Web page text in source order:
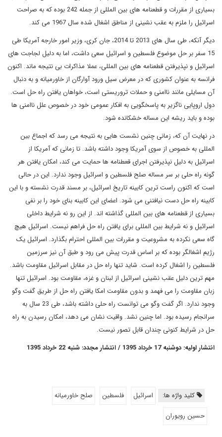
بسیاری از مقررات و قطعنامه های بین المللی از جمله 242 بوده که به صراحت
اسرائیل را ملزم به عقب نشینی از مناطق اشغال شده سال 1967 می کند.
دیگر آنکه، طی سال های 2013 تا 2014، جان کری، وزیر امور خارجه آمریکا طی
15 سفر بر حل موضوع فلسطین و اسرائیل سعی داشت، اما به دلیل لجاجت های
اسرائیل و نپذیرفتن قطعنامه های بین المللی، عملا مذاکرات بی نتیجه ماند. اکنون
فرانسه به عنوان کشوری که در معرض سیل ورود آوارگان از خاورمیانه و به دنبال
آن مسایلی مانند ناامنی و حملات تروریستی است، خواهان یافتن راه حل است.
دول اروپایی ناگزیر به پاسخگویی به افکار عمومی خود در خصوص علل ناامنی ها
بوده و باید ریشه این مساله خشکانده شود.
در نهایت آن که، زمانی چنین نشست هایی به نتیجه می رسد که اجماع بین
المللی به خصوص از سوی آمریکا وجود داشته باشد. تا زمانی که آمریکا از
اسرائیل به دلیل نپذیرفتن اجرای قعطنامه ها حمایت می کند، امکان یافتن هر
گونه راه حلی بر سر مساله صلح فلسطین و اسرائیل وجود ندارد. این در حالی
است که اکنون راست ترین کابینه تاریخ اسرائیل، بر مسند قدرت نشسته و با این
کابینه راه حل دست نیافتنی می شود. اعضای این کابینه بنای خود را بر نفی
بسیاری از قطعنامه های بین المللی گذاشته اند. از این رو نه شرایط داخلی
اسرائیل و نه شرایط بین المللی برای یافتن راه حل فراهم نیست. اسرائیل هیچ
گاه سعی نکرده به مشروعیت و مقررات بین المللی احترام بگذارد. اسرائیل یک
رژیم اشغالگر بوده که بر اساس قدرت پیش می رود و طبق آن نیز سرزمین
فلسطین را اشغال کرده است. شاید تنها راه حل در مقابل اسرائیل مقاومت باشد.
مهم ترین دلیل عقب نشینی اسرائیل از لبنان و غزه، مقاومت بود. اسرائیل تنها
زبان مقاومت را می فهمد و بدون مقاومت امکا یافتن راه حل از طریق گفت وگو
وجود ندارد. اگر گفت وگو می توانست راه حلی داشته باشد، طی 23 سال به
سرانجام رسیده بود. اما چنین نشد. واقیت نشان می دهد، امکان رسیدن به راه
حل در شرایط کنونی چندان قابل تصور نیست.
انتشار اولیه: دوشنبه 17 خرداد 1395 / انتشار مجدد: شنبه 22 خرداد 1395
کلید واژه ها: اسرائیل فلسطین
صلح خاورميانه
حسین رویوران